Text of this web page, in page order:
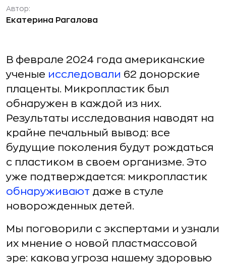
Автор:
Екатерина Рагалова
В феврале 2024 года американские
ученые исследовали 62 донорские
плаценты. Микропластик был
обнаружен в каждой из них.
Результаты исследования наводят на
крайне печальный вывод: все
будущие поколения будут рождаться
с пластиком в своем организме. Это
уже подтверждается: микропластик
обнаруживают даже в стуле
новорожденных детей.
Мы поговорили с экспертами и узнали
их мнение о новой пластмассовой
эре: какова угроза нашему здоровью